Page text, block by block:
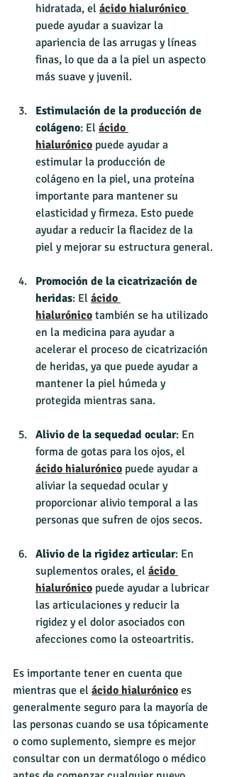
hidratada, el ácido hialurónico
puede ayudar a suavizar la
apariencia de las arrugas y líneas
finas, lo que da a la piel un aspecto
más suave y juvenil.
Estimulación de la producción de
colágeno: El ácido
hialurónico puede ayudar a
estimular la producción de
colágeno en la piel, una proteína
importante para mantener su
elasticidad y firmeza. Esto puede
ayudar a reducir la flacidez de la
piel y mejorar su estructura general.
Promoción de la cicatrización de
heridas: El ácido
hialurónico también se ha utilizado
en la medicina para ayudar a
acelerar el proceso de cicatrización
de heridas, ya que puede ayudar a
mantener la piel húmeda y
protegida mientras sana.
Alivio de la sequedad ocular: En
forma de gotas para los ojos, el
ácido hialurónico puede ayudar a
aliviar la sequedad ocular y
proporcionar alivio temporal a las
personas que sufren de ojos secos.
Alivio de la rigidez articular: En
suplementos orales, el ácido
hialurónico puede ayudar a lubricar
las articulaciones y reducir la
rigidez y el dolor asociados con
afecciones como la osteoartritis.
Es importante tener en cuenta que
mientras que el ácido hialurónico es
generalmente seguro para la mayoría de
las personas cuando se usa tópicamente
o como suplemento, siempre es mejor
consultar con un dermatólogo o médico